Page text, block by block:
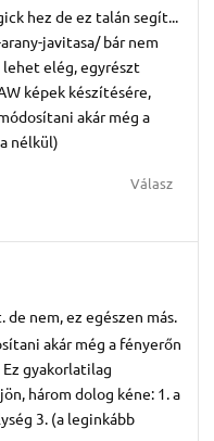
hez de ez talán segít...
javitasa/ bár nem
elég, egyrészt
képek készítésére,
akár még a
nélkül)
Válasz
de nem, ez egészen más.
akár még a fényerőn
gyakorlatilag
három dolog kéne: 1. a
3. (a leginkább